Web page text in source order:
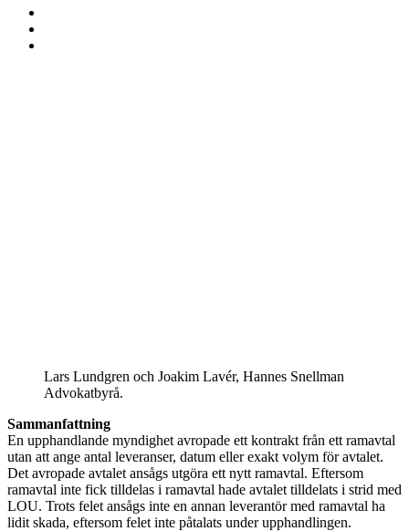
Lars Lundgren och Joakim Lavér, Hannes Snellman
Advokatbyrå.
Sammanfattning
En upphandlande myndighet avropade ett kontrakt från ett ramavtal
utan att ange antal leveranser, datum eller exakt volym för avtalet.
Det avropade avtalet ansågs utgöra ett nytt ramavtal. Eftersom
ramavtal inte fick tilldelas i ramavtal hade avtalet tilldelats i strid med
LOU. Trots felet ansågs inte en annan leverantör med ramavtal ha
lidit skada, eftersom felet inte påtalats under upphandlingen.